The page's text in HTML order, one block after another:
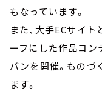
もなっています。
また、大手ECサイ
ーフにした作品コン
バンを開催。ものづ
ます。